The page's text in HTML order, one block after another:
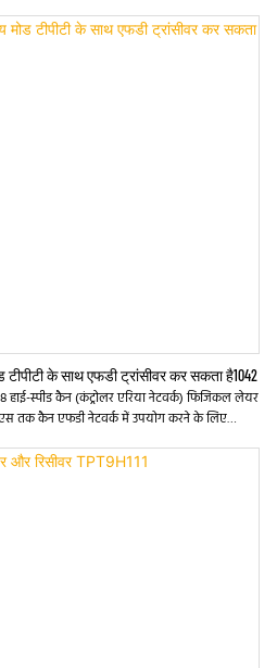
टीपीटी के साथ एफडी ट्रांसीवर कर सकता है1042
हाई-स्पीड कैन (कंट्रोलर एरिया नेटवर्क) फिजिकल लेयर
तक कैन एफडी नेटवर्क में उपयोग करने के लिए
है, डिवाइस में Crosswire, ओवरवॉल्टेज, और −70 V